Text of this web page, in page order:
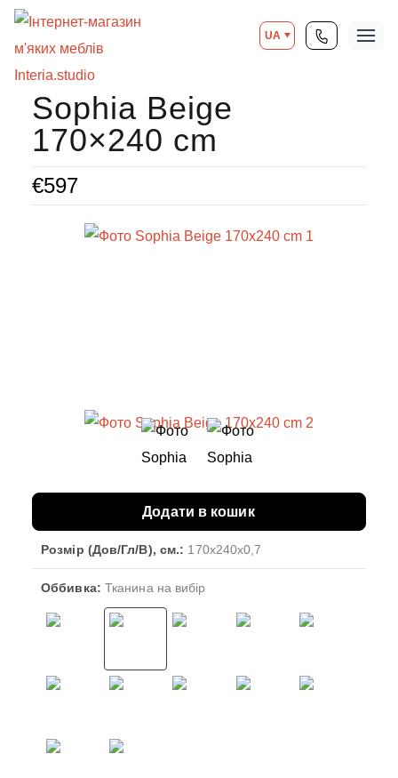
UA
Sophia Beige
170×240 cm
€597
Розмір (Дов/Гл/В), см.: 170x240x0,7
Оббивка: Тканина на вибір
Додати в кошик